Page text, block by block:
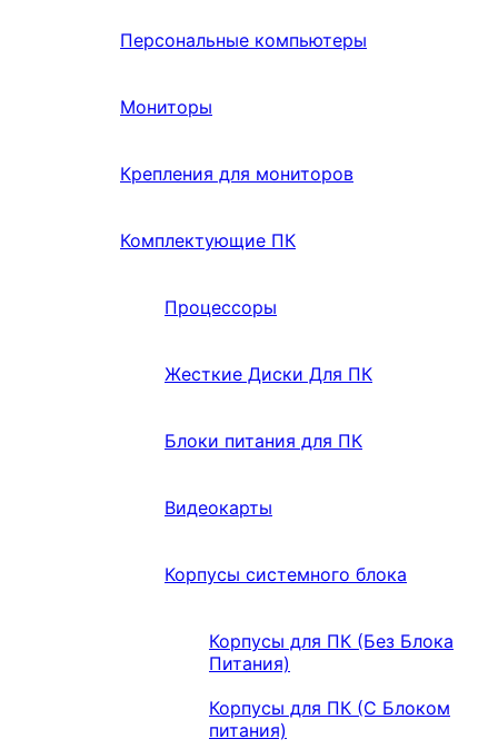
Персональные компьютеры
Мониторы
Крепления для мониторов
Комплектующие ПК
Процессоры
Жесткие Диски Для ПК
Блоки питания для ПК
Видеокарты
Корпусы системного блока
Корпусы для ПК (Без Блока
Питания)
Корпусы для ПК (С Блоком
питания)